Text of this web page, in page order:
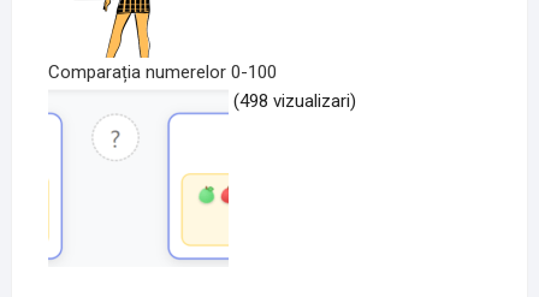
Comparația numerelor 0-100
(498 vizualizari)